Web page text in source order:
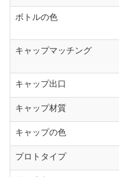
ボトルの色
キャップマッチング
キャップ出口
キャップ材質
キャップの色
プロトタイプ